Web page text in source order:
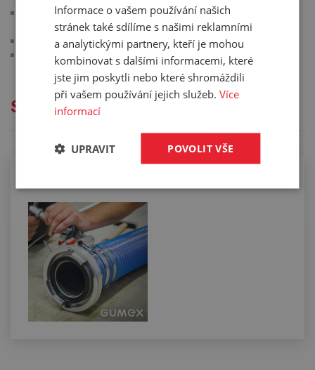
vzájemně kompatibilní rychlouzávěry u fekálních pákových
koncovek různých rozměrů
materiál: ocel se základním nátěrem
barva: šedá
Služby
Informace o vašem používání našich
stránek také sdílíme s našimi reklamními
a analytickými partnery, kteří je mohou
kombinovat s dalšími informacemi, které
jste jim poskytli nebo které shromáždili
při vašem používání jejich služeb.Více
informací
POVOLIT VŠE
UPRAVIT